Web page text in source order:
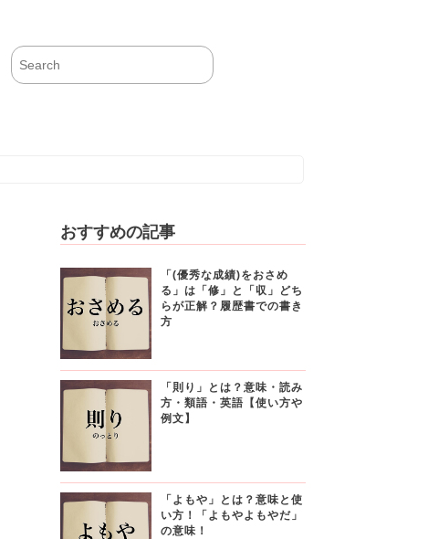
おすすめの記事
「(優秀な成績)をおさめ
る」は「修」と「収」どち
らが正解？履歴書での書き
方
「則り」とは？意味・読み
方・類語・英語【使い方や
例文】
「よもや」とは？意味と使
い方！「よもやよもやだ」
の意味！